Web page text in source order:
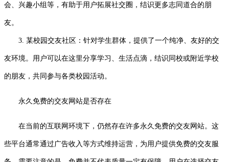
会、兴趣小组等，有助于用户拓展社交圈，结识更多志同道合的朋
友。
3. 某校园交友社区：针对学生群体，提供了一个纯净、友好的交
友环境。用户可以在这里分享学习、生活点滴，结识同校或附近学校
的朋友，共同参与各类校园活动。
永久免费的交友网站是否存在
在当前的互联网环境下，仍然存在许多永久免费的交友网站。这
些平台通常通过广告收入等方式维持运营，为用户提供免费的交友服